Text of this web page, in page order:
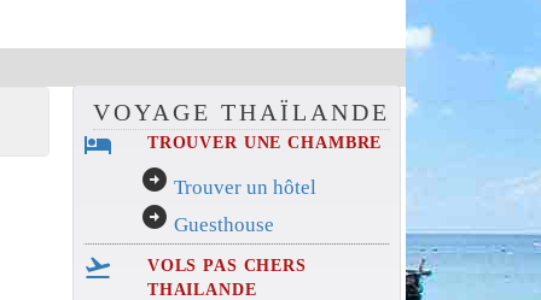
VOYAGE THAÏLANDE
hotel TROUVER UNE CHAMBRE
arrow_circle_right Trouver un hôtel
arrow_circle_right Guesthouse
flight_takeoff
VOLS PAS CHERS
THAILANDE